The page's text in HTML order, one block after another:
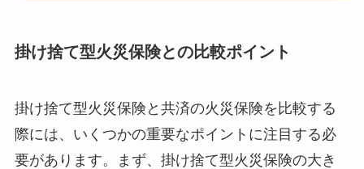
掛け捨て型火災保険との比較ポイント
掛け捨て型火災保険と共済の火災保険を比較する
際には、いくつかの重要なポイントに注目する必
要があります。まず、掛け捨て型火災保険の大き